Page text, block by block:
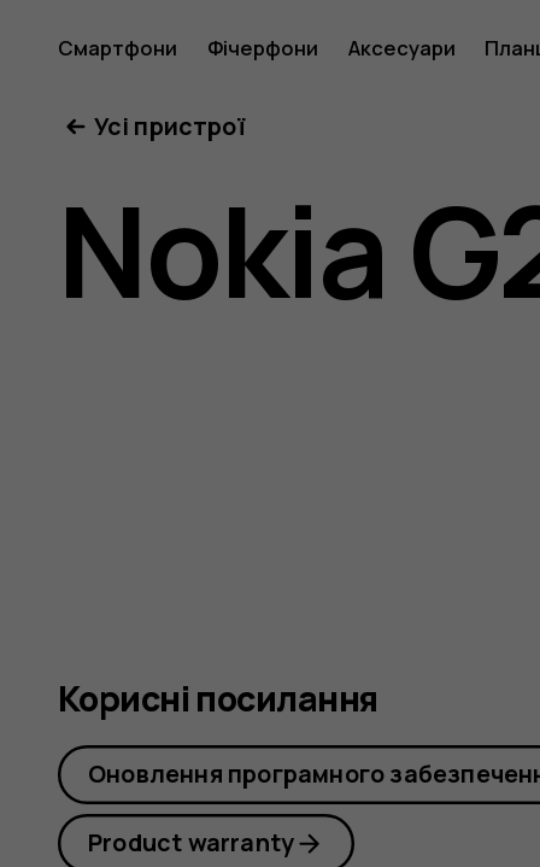
Nokia
Смартфони Фічерфони Аксесуари
Усі пристрої
Nokia
Корисні посилання
Оновлення програмного
Product warranty